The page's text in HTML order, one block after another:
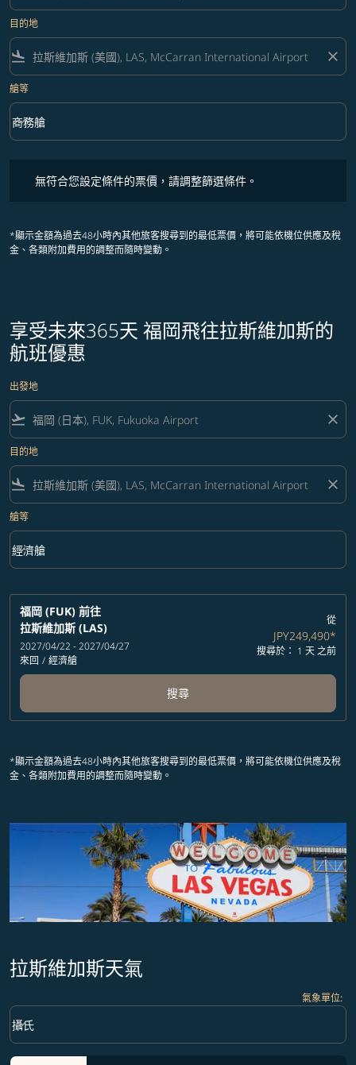
目的地
flight_land close
艙等
艙等 option 商務艙 Selected
商務艙
keyboard_arrow_down
無符合您設定條件的票價，請調整篩選條件。
*顯示金額為過去48小時內其他旅客搜尋到的最低票價，將可能依機位供應及稅
金、各類附加費用的調整而隨時變動。
享受未來365天 福岡飛往拉斯維加斯的
航班優惠
出發地
flight_takeoff close
目的地
flight_land close
艙等
艙等 option 經濟艙 Selected
經濟艙
keyboard_arrow_down
福岡 (FUK) 前往
拉斯維加斯 (LAS)
2027/04/22 - 2027/04/27
來回 / 經濟艙
從
JPY249,490*
搜尋於： 1 天 之前
搜尋
*顯示金額為過去48小時內其他旅客搜尋到的最低票價，將可能依機位供應及稅
金、各類附加費用的調整而隨時變動。
拉斯維加斯天氣
氣象單位:
Weather unit option 攝氏 Selected
攝氏
keyboard_arrow_down